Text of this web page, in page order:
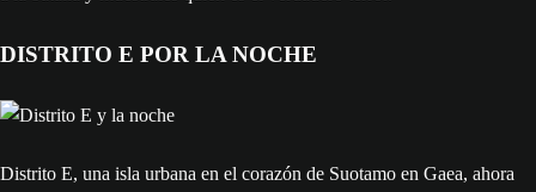
DISTRITO E POR LA NOCHE
Distrito E, una isla urbana en el corazón de Suotamo en Gaea, ahora